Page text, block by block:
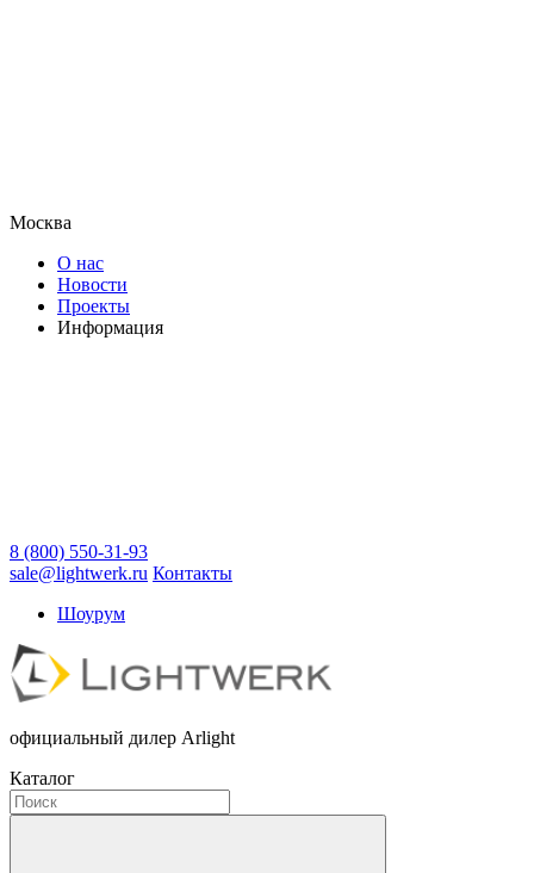
Москва
О нас
Новости
Проекты
Информация
8 (800) 550-31-93
sale@lightwerk.ru Контакты
Шоурум
официальный дилер Arlight
Каталог